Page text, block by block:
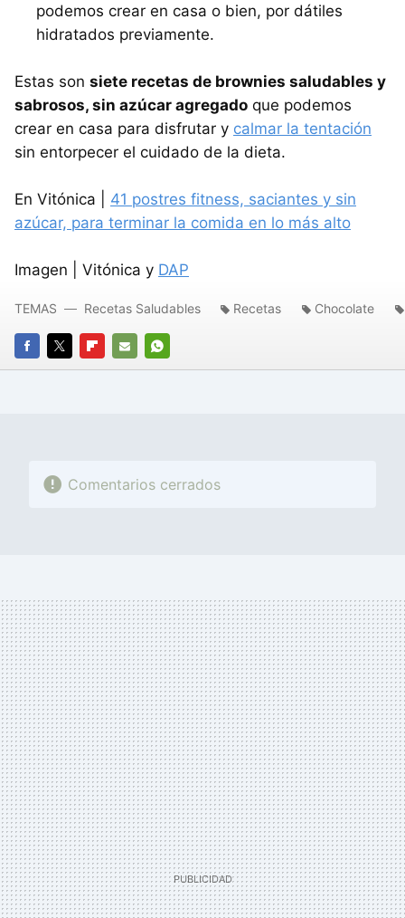
podemos crear en casa o bien, por dátiles
hidratados previamente.
Estas son siete recetas de brownies saludables y
sabrosos, sin azúcar agregado que podemos
crear en casa para disfrutar y calmar la tentación
sin entorpecer el cuidado de la dieta.
En Vitónica | 41 postres fitness, saciantes y sin
azúcar, para terminar la comida en lo más alto
Imagen | Vitónica y DAP
FACEBOOK
TWITTERFLIPBOARD
E-
WHATSAPP
TEMAS Recetas Saludables Recetas Chocolate
Comentarios cerrados